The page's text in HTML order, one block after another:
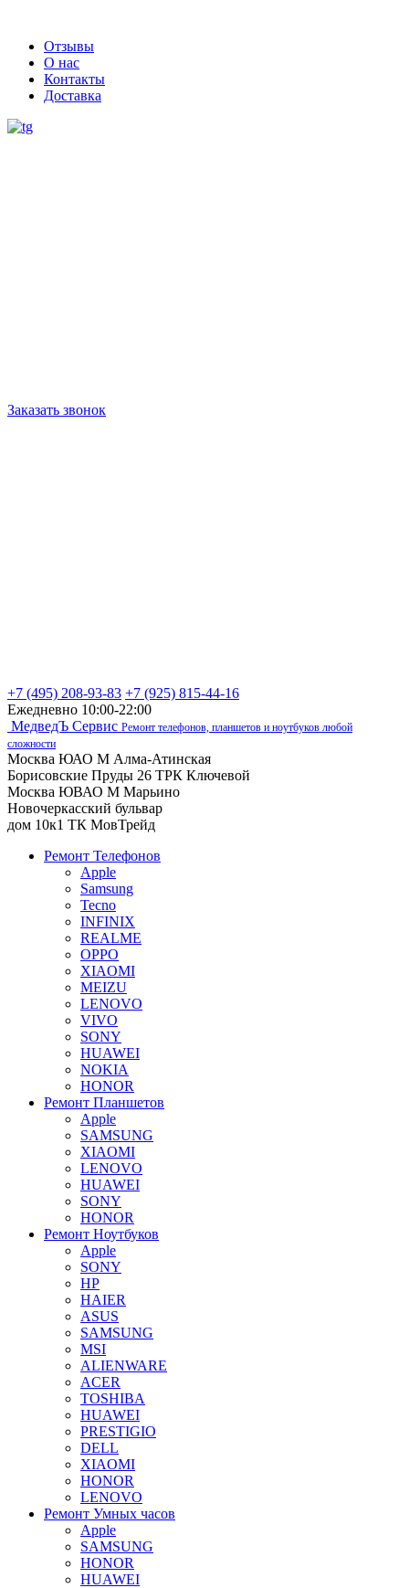
Отзывы
О нас
Контакты
Доставка
Заказать звонок
+7 (495) 208-93-83 +7 (925) 815-44-16
Ежедневно 10:00-22:00
МедведЪ Сервис Ремонт телефонов, планшетов и ноутбуков любой
сложности
Москва ЮАО М Алма-Атинская
Борисовские Пруды 26 ТРК Ключевой
Москва ЮВАО М Марьино
Новочеркасский бульвар
дом 10к1 ТК МовТрейд
Ремонт Телефонов
Apple
Samsung
Tecno
INFINIX
REALME
OPPO
XIAOMI
MEIZU
LENOVO
VIVO
SONY
HUAWEI
NOKIA
HONOR
Ремонт Планшетов
Apple
SAMSUNG
XIAOMI
LENOVO
HUAWEI
SONY
HONOR
Ремонт Ноутбуков
Apple
SONY
HP
HAIER
ASUS
SAMSUNG
MSI
ALIENWARE
ACER
TOSHIBA
HUAWEI
PRESTIGIO
DELL
XIAOMI
HONOR
LENOVO
Ремонт Умных часов
Apple
SAMSUNG
HONOR
HUAWEI